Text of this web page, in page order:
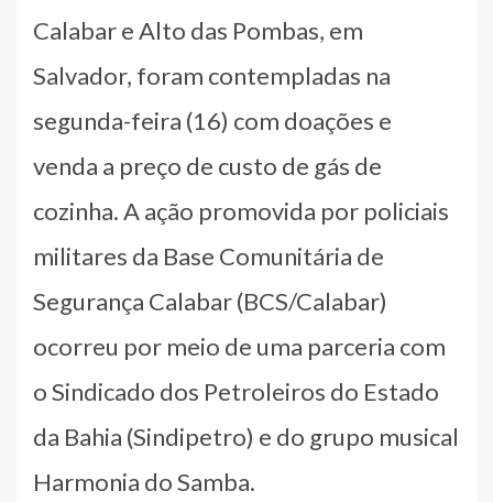
Calabar e Alto das Pombas, em
Salvador, foram contempladas na
segunda-feira (16) com doações e
venda a preço de custo de gás de
cozinha. A ação promovida por policiais
militares da Base Comunitária de
Segurança Calabar (BCS/Calabar)
ocorreu por meio de uma parceria com
o Sindicado dos Petroleiros do Estado
da Bahia (Sindipetro) e do grupo musical
Harmonia do Samba.